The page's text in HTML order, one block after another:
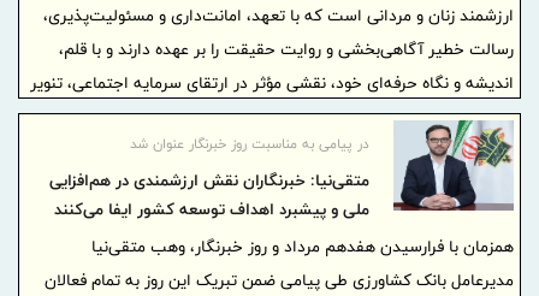
ارزشمند زنان و مردانی است که با تعهد، امانت‌داری و مسئولیت‌پذیری،
رسالت خطیر آگاهی‌بخشی و روایت حقیقت را بر عهده دارند و با قلم،
اندیشه و نگاه حرفه‌ای خود، نقشی مؤثر در ارتقای سرمایه اجتماعی، تنویر
افکار عمومی و پیشرفت جامعه ایفا می‌کنند.
در پیامی به مناسبت روز خبرنگار عنوان شد
متقی‌نیا: خبرنگاران نقش ارزشمندی در هم‌افزایی
ملی و پیشبرد اهداف توسعه کشور ایفا می‌کنند
همزمان با فرارسیدن هفدهم مرداد و روز خبرنگار، وهب متقی‌نیا
مدیرعامل بانک کشاورزی طی پیامی ضمن تبریک این روز به تمام فعالان